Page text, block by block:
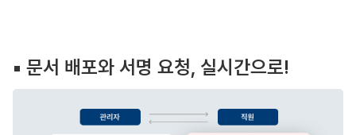
▪️ 문서 배포와 서명 요청, 실시간으로!